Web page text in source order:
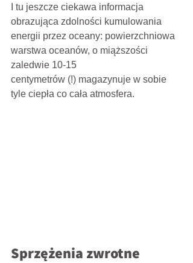
I tu jeszcze ciekawa informacja
obrazująca zdolności kumulowania
energii przez oceany: powierzchniowa
warstwa oceanów, o miąższości
zaledwie 10-15
centymetrów (!) magazynuje w sobie
tyle ciepła co cała atmosfera.
Sprzężenia zwrotne